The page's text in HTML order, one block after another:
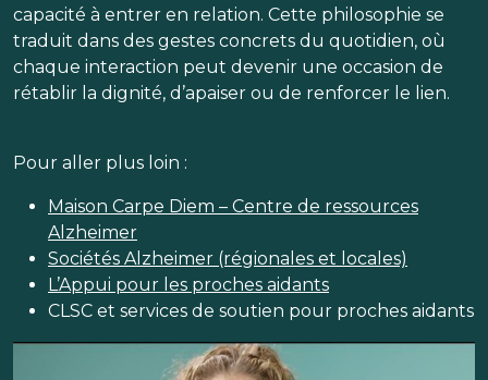
capacité à entrer en relation. Cette philosophie se
traduit dans des gestes concrets du quotidien, où
chaque interaction peut devenir une occasion de
rétablir la dignité, d’apaiser ou de renforcer le lien.
Pour aller plus loin :
Maison Carpe Diem – Centre de ressources
Alzheimer
Sociétés Alzheimer (régionales et locales)
L’Appui pour les proches aidants
CLSC et services de soutien pour proches aidants